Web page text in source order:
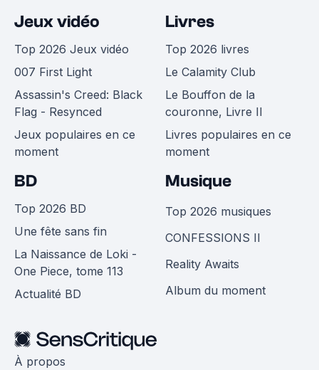
Jeux vidéo
Top 2026 Jeux vidéo
007 First Light
Assassin's Creed: Black
Flag - Resynced
Jeux populaires en ce
moment
Livres
Top 2026 livres
Le Calamity Club
Le Bouffon de la
couronne, Livre II
Livres populaires en ce
moment
BD
Top 2026 BD
Une fête sans fin
La Naissance de Loki -
One Piece, tome 113
Actualité BD
Musique
Top 2026 musiques
CONFESSIONS II
Reality Awaits
Album du moment
À propos